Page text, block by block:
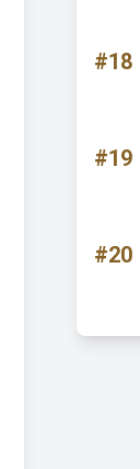
#18
#19
#20